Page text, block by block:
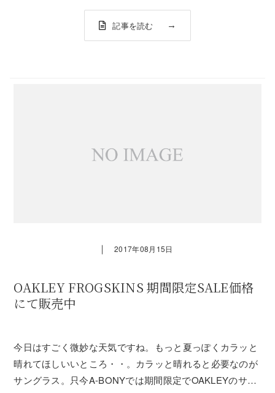
記事を読む
｜ 2017年08月15日
OAKLEY FROGSKINS 期間限定SALE価格
にて販売中
今日はすごく微妙な天気ですね。もっと夏っぽくカラッと
晴れてほしいいところ・・。カラッと晴れると必要なのが
サングラス。只今A-BONYでは期間限定でOAKLEYのサン